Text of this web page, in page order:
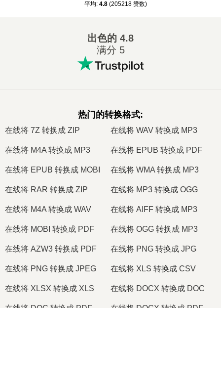
平均: 4.8 (205218 赞数)
出色的 4.8
满分 5
热门的转换格式:
在线将 7Z 转换成 ZIP 在线将 WAV 转换成 MP3
在线将 M4A 转换成 MP3 在线将 EPUB 转换成 PDF
在线将 EPUB 转换成 MOBI 在线将 WMA 转换成 MP3
在线将 RAR 转换成 ZIP 在线将 MP3 转换成 OGG
在线将 M4A 转换成 WAV 在线将 AIFF 转换成 MP3
在线将 MOBI 转换成 PDF 在线将 OGG 转换成 MP3
在线将 AZW3 转换成 PDF 在线将 PNG 转换成 JPG
在线将 PNG 转换成 JPEG 在线将 XLS 转换成 CSV
在线将 XLSX 转换成 XLS 在线将 DOCX 转换成 DOC
在线将 DOC 转换成 PDF 在线将 DOCX 转换成 PDF